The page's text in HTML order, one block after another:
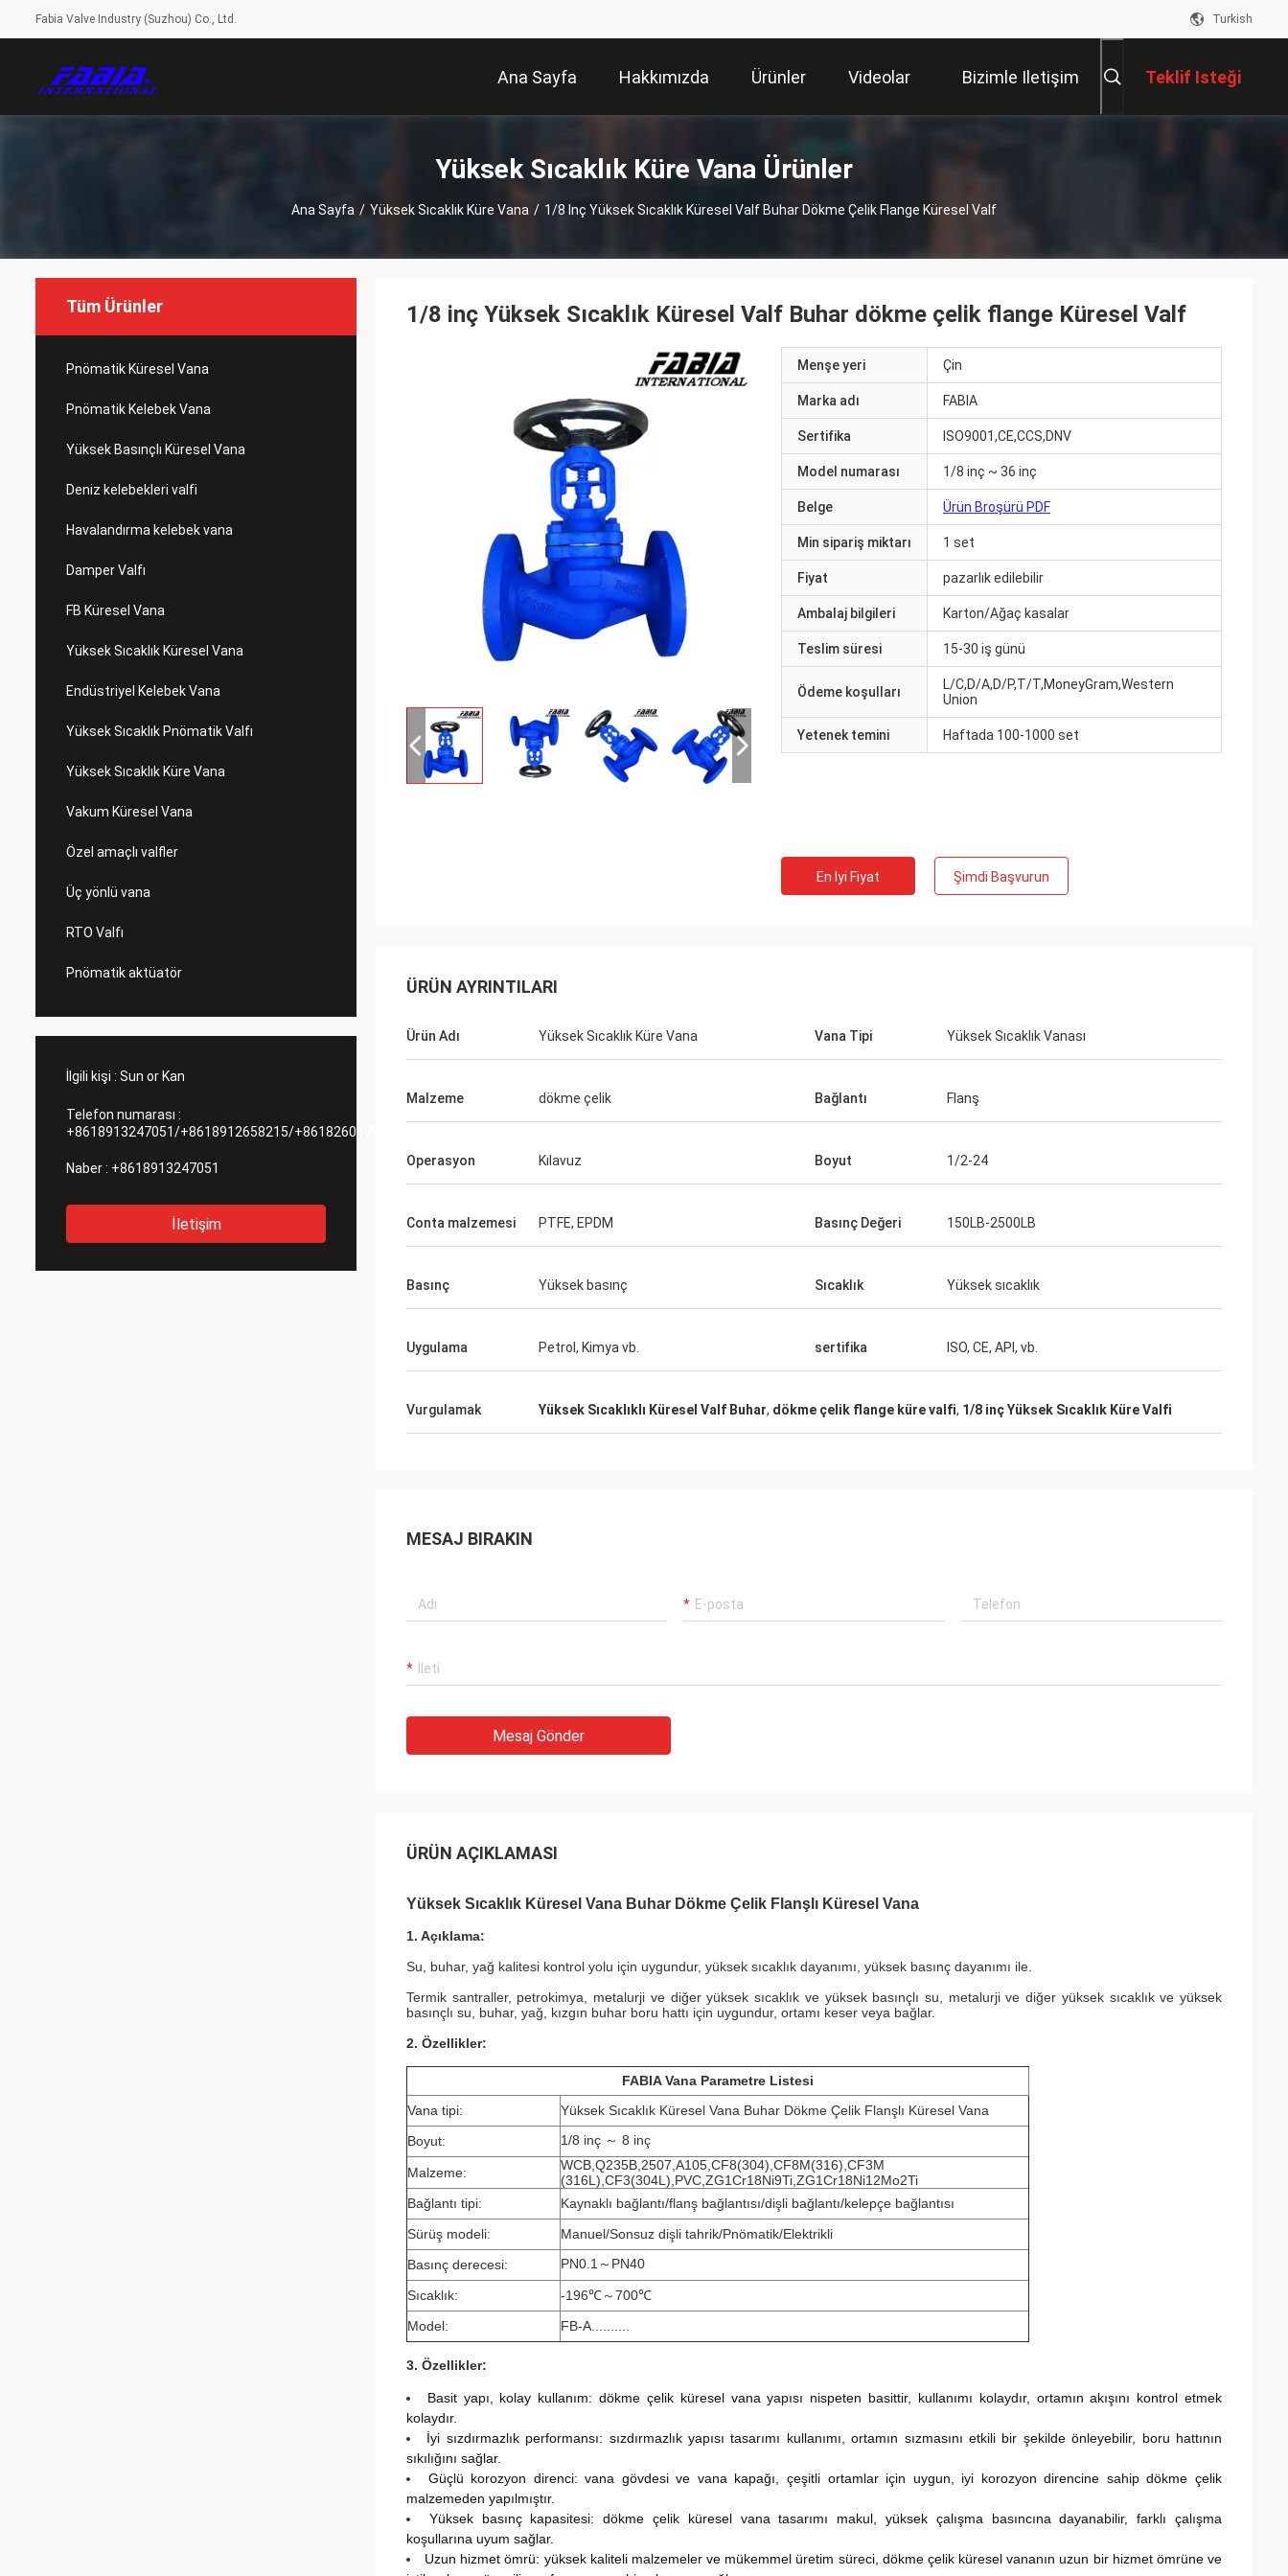
Fabia Valve Industry (Suzhou) Co., Ltd. Turkish
Ana Sayfa Hakkımızda Ürünler Videolar Bizimle Iletişim Teklif Isteği
Yüksek Sıcaklık Küre Vana Ürünler
Ana Sayfa / Yüksek Sıcaklık Küre Vana / 1/8 Inç Yüksek Sıcaklık Küresel Valf Buhar Dökme Çelik Flange Küresel Valf
Tüm Ürünler
Pnömatik Küresel Vana
Pnömatik Kelebek Vana
Yüksek Basınçlı Küresel Vana
Deniz kelebekleri valfi
Havalandırma kelebek vana
Damper Valfı
FB Küresel Vana
Yüksek Sıcaklık Küresel Vana
Endüstriyel Kelebek Vana
Yüksek Sıcaklık Pnömatik Valfı
Yüksek Sıcaklık Küre Vana
Vakum Küresel Vana
Özel amaçlı valfler
Üç yönlü vana
RTO Valfı
Pnömatik aktüatör
İlgili kişi : Sun or Kan
Telefon numarası :
+8618913247051/+8618912658215/+8618260178084
Naber : +8618913247051
İletişim
1/8 inç Yüksek Sıcaklık Küresel Valf Buhar dökme çelik flange Küresel Valf
Menşe yeri Çin
Marka adı FABIA
Sertifika ISO9001,CE,CCS,DNV
Model numarası 1/8 inç ~ 36 inç
Belge Ürün Broşürü PDF
Min sipariş miktarı 1 set
Fiyat pazarlık edilebilir
Ambalaj bilgileri Karton/Ağaç kasalar
Teslim süresi 15-30 iş günü
Ödeme koşulları
L/C,D/A,D/P,T/T,MoneyGram,Western
Union
Yetenek temini Haftada 100-1000 set
En Iyi Fiyat Şimdi Başvurun
ÜRÜN AYRINTILARI
Ürün Adı Yüksek Sıcaklık Küre Vana Vana Tipi Yüksek Sıcaklık Vanası
Malzeme dökme çelik Bağlantı Flanş
Operasyon Kılavuz Boyut 1/2-24
Conta malzemesi PTFE, EPDM Basınç Değeri 150LB-2500LB
Basınç Yüksek basınç Sıcaklık Yüksek sıcaklık
Uygulama Petrol, Kimya vb. sertifika ISO, CE, API, vb.
Vurgulamak Yüksek Sıcaklıklı Küresel Valf Buhar, dökme çelik flange küre valfi, 1/8 inç Yüksek Sıcaklık Küre Valfi
MESAJ BIRAKIN
Mesaj Gönder
ÜRÜN AÇIKLAMASI
Yüksek Sıcaklık Küresel Vana Buhar Dökme Çelik Flanşlı Küresel Vana
1. Açıklama:
Su, buhar, yağ kalitesi kontrol yolu için uygundur, yüksek sıcaklık dayanımı, yüksek basınç dayanımı ile.
Termik santraller, petrokimya, metalurji ve diğer yüksek sıcaklık ve yüksek basınçlı su, metalurji ve diğer yüksek sıcaklık ve yüksek
basınçlı su, buhar, yağ, kızgın buhar boru hattı için uygundur, ortamı keser veya bağlar.
2. Özellikler:
FABIA Vana Parametre Listesi
Vana tipi:
Yüksek Sıcaklık Küresel Vana Buhar Dökme Çelik Flanşlı Küresel Vana
Boyut:
1/8 inç ～ 8 inç
Malzeme:
WCB,Q235B,2507,A105,CF8(304),CF8M(316),CF3M
(316L),CF3(304L),PVC,ZG1Cr18Ni9Ti,ZG1Cr18Ni12Mo2Ti
Bağlantı tipi:
Kaynaklı bağlantı/flanş bağlantısı/dişli bağlantı/kelepçe bağlantısı
Sürüş modeli:
Manuel/Sonsuz dişli tahrik/Pnömatik/Elektrikli
Basınç derecesi:
PN0.1～PN40
Sıcaklık:
-196℃～700℃
Model:
FB-A..........
3. Özellikler:
Basit yapı, kolay kullanım: dökme çelik küresel vana yapısı nispeten basittir, kullanımı kolaydır, ortamın akışını kontrol etmek
kolaydır.
İyi sızdırmazlık performansı: sızdırmazlık yapısı tasarımı kullanımı, ortamın sızmasını etkili bir şekilde önleyebilir, boru hattının
sıkılığını sağlar.
Güçlü korozyon direnci: vana gövdesi ve vana kapağı, çeşitli ortamlar için uygun, iyi korozyon direncine sahip dökme çelik
malzemeden yapılmıştır.
Yüksek basınç kapasitesi: dökme çelik küresel vana tasarımı makul, yüksek çalışma basıncına dayanabilir, farklı çalışma
koşullarına uyum sağlar.
Uzun hizmet ömrü: yüksek kaliteli malzemeler ve mükemmel üretim süreci, dökme çelik küresel vananın uzun bir hizmet ömrüne ve